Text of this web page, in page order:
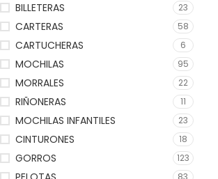
BILLETERAS 23
CARTERAS 58
CARTUCHERAS 6
MOCHILAS 95
MORRALES 22
RIÑONERAS 11
MOCHILAS INFANTILES 23
CINTURONES 18
GORROS 123
83